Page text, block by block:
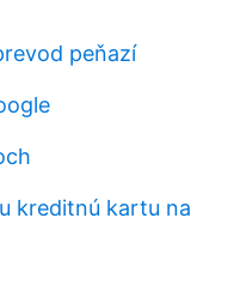
peňazí
kreditnú kartu na